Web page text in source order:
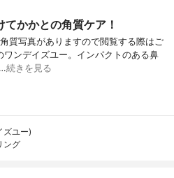
かかとの角質ケア！
質写真がありますので閲覧する際はご
ンデイズユー。インパクトのある鼻
続きを見る
ユー)
ング